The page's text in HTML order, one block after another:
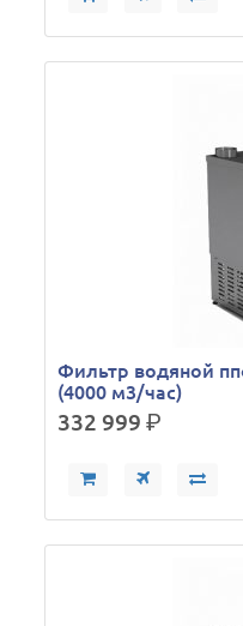
Фильтр водяной
(4000 м3/час)
332 999р.